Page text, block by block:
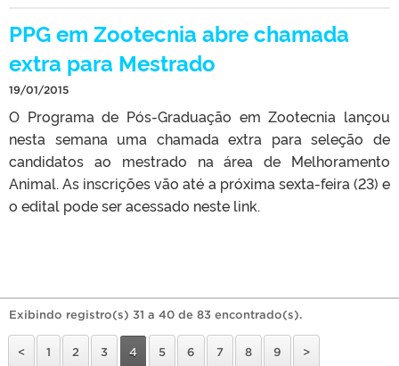
PPG em Zootecnia abre chamada
extra para Mestrado
19/01/2015
O Programa de Pós-Graduação em Zootecnia lançou
nesta semana uma chamada extra para seleção de
candidatos ao mestrado na área de Melhoramento
Animal. As inscrições vão até a próxima sexta-feira (23) e
o edital pode ser acessado neste link.
Exibindo registro(s) 31 a 40 de 83 encontrado(s).
< 1 2 3 4 5 6 7 8 9 >